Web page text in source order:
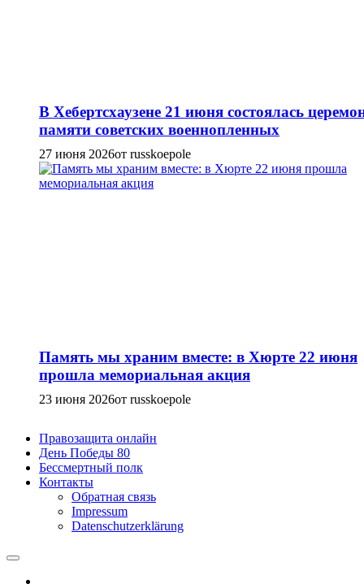
В Хебертсхаузене 21 июня состоялась
памяти советских военнопленных
27 июня 2026от russkoepole
Память мы храним вместе: в Хюрте 22 июня
прошла мемориальная акция
23 июня 2026от russkoepole
Правозащита онлайн
День Победы 80
Бессмертный полк
Контакты
Обратная связь
Impressum
Datenschutzerklärung